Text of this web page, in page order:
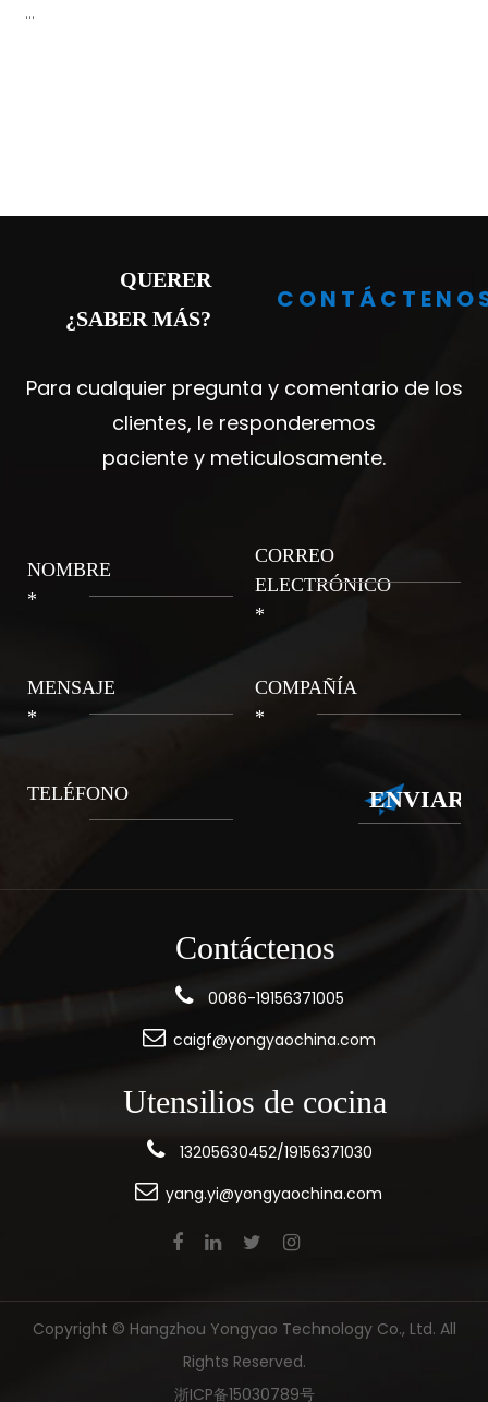
...
QUERER
¿SABER MÁS?
Para cualquier pregunta y comentario de los
clientes, le responderemos
paciente y meticulosamente.
NOMBRE
*
CORREO
ELECTRÓNICO
*
MENSAJE
*
COMPAÑÍA
*
TELÉFONO
Contáctenos
0086-19156371005
caigf@yongyaochina.com
Utensilios de cocina
13205630452/19156371030
yang.yi@yongyaochina.com
Copyright © Hangzhou Yongyao Technology Co., Ltd. All
Rights Reserved.
浙ICP备15030789号